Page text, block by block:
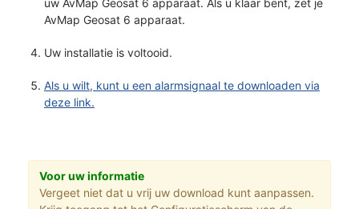
uw AvMap Geosat 6 apparaat. Als u klaar bent, zet je
AvMap Geosat 6 apparaat.
Uw installatie is voltooid.
Als u wilt, kunt u een alarmsignaal te downloaden via
deze link.
Voor uw informatie
Vergeet niet dat u vrij uw download kunt aanpassen.